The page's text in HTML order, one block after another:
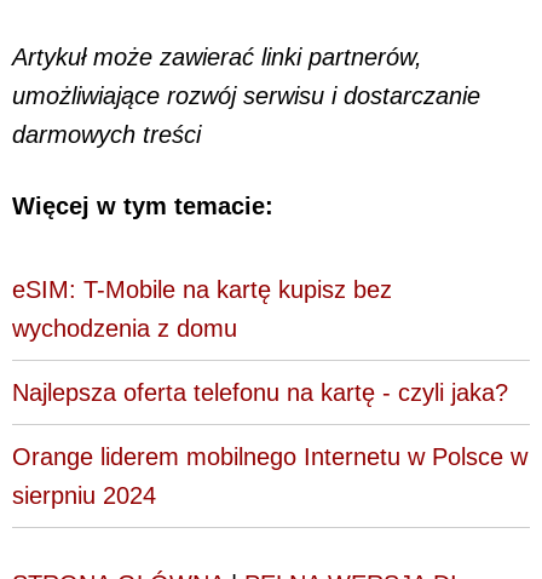
Artykuł może zawierać linki partnerów,
umożliwiające rozwój serwisu i dostarczanie
darmowych treści
Więcej w tym temacie:
eSIM: T-Mobile na kartę kupisz bez
wychodzenia z domu
Najlepsza oferta telefonu na kartę - czyli jaka?
Orange liderem mobilnego Internetu w Polsce w
sierpniu 2024